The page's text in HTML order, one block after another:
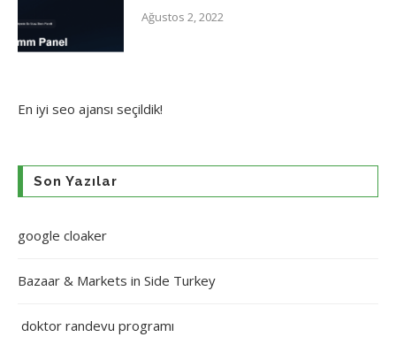
Ağustos 2, 2022
En iyi seo ajansı seçildik!
Son Yazılar
google cloaker
Bazaar & Markets in Side Turkey
doktor randevu programı